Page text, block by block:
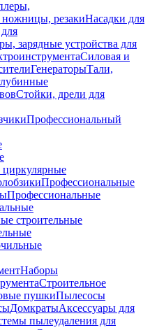
ножницы, резакиНасадки для
зарядные устройства для
Силовая и
ГенераторыТали,
Стойки, дрели для
Профессиональный
Профессиональные
Профессиональные
строительные
Наборы
Строительное
пушкиПылесосы
ДомкратыАксессуары для
пылеудаления для